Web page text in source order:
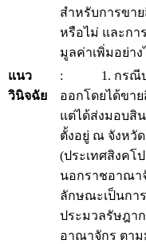
สำหรับการขา
หรือไม่ และกา
มูลค่าเพิ่มอย่า
แนว
วินิจฉัย
: 1. กรณีบริษั
ออกโดยได้ขา
แต่ได้ส่งมอบสิ
ตั้งอยู่ ณ จังหวั
(ประเทศสิงคโ
นอกราชอาณาจั
ลักษณะเป็นกา
ประมวลรัษฎา
อาณาจักร ตาม